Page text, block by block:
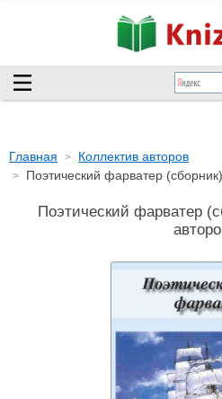
Главная
Коллектив авторов
Поэтический фарватер (сборник)
Поэтический фарватер